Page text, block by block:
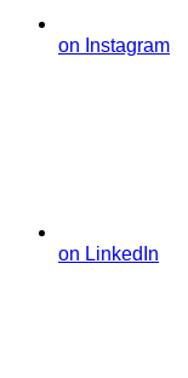
on Instagram
on LinkedIn